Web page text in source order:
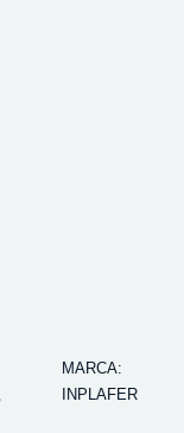
MARCA:
INPLAFER